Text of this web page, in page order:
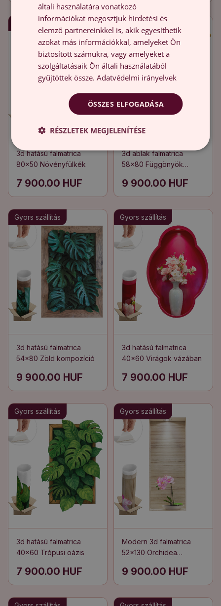
Gyors szállítás
3d hatású falmatrica
80x50 Növényfülkék
7 900.00 HUF
Gyors szállítás
3d ablak falmatrica
58x80 Függönyök
9 900.00 HUF
Gyors szállítás
3d hatású falmatrica
54x80 Zöld kompozíció
9 900.00 HUF
Gyors szállítás
3d hatású falmatrica
40x60 Virágok vázában
7 900.00 HUF
Gyors szállítás
3d hatású falmatrica
40x60 Trópusi oázis
7 900.00 HUF
Gyors szállítás
Modern 3d falmatrica
52x130 Orchidea
9 900.00 HUF
általi használatára vonatkozó
információkat megosztjuk hirdetési és
elemző partnereinkkel is, akik egyesíthetik
azokat más információkkal, amelyeket Ön
biztosított számukra, vagy amelyeket a
szolgáltatásaik Ön általi használatából
gyűjtöttek össze.Adatvédelmi irányelvek
ÖSSZES ELFOGADÁSA
RÉSZLETEK MEGJELENÍTÉSE